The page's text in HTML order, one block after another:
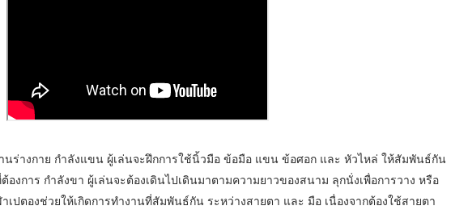
ร่างกาย กำลังแขน ผู้เล่นจะฝึกการใช้นิ้วมือ ข้อมือ แขน ข้อศอก และ หัวไหล่ ให้สัมพันธ์กัน
องการ กำลังขา ผู้เล่นจะต้องเดินไปเดินมาตามความยาวของสนาม ลุกนั่งเพื่อการวาง หรือ
เปตองช่วยให้เกิดการทำงานที่สัมพันธ์กัน ระหว่างสายตา และ มือ เนื่องจากต้องใช้สายตา